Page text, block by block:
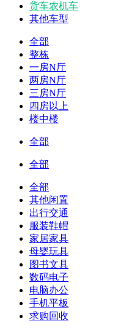
货车农机车
其他车型
全部
整栋
一房N厅
两房N厅
三房N厅
四房以上
楼中楼
全部
全部
全部
其他闲置
出行交通
服装鞋帽
家居家具
母婴玩具
图书文具
数码电子
电脑办公
手机平板
求购回收